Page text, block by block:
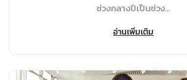
ช่วงกลางปีเป็นช่วง...
อ่านเพิ่มเติม